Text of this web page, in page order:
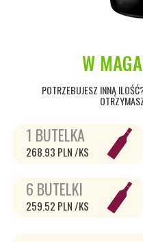
W
POTRZEBUJESZ INNĄ
1 BUTELKA
268.93 PLN /KS
6 BUTELKI
259.52 PLN /KS